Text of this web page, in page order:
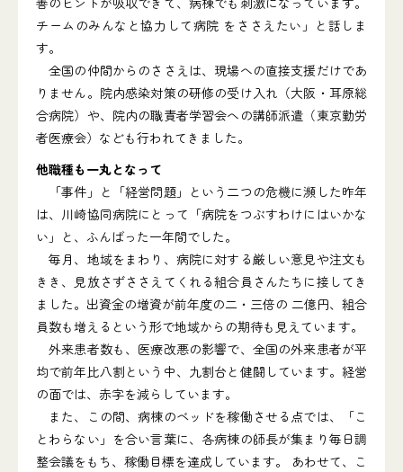
チームのみんなと協力して病院 をささえたい」と話しま
す。
全国の仲間からのささえは、現場への直接支援だけであ
りません。院内感染対策の研修の受け入れ（大阪・耳原総
合病院）や、院内の職責者学習会への講師派遣（東京勤労
者医療会）なども行われてきました。
他職種も一丸となって
「事件」と「経営問題」という二つの危機に瀕した昨年
は、川崎協同病院にとって「病院をつぶすわけにはいかな
い」と、ふんばった一年間でした。
毎月、地域をまわり、病院に対する厳しい意見や注文も
きき、見放さずささえてくれる組合員さんたちに接してき
ました。出資金の増資が前年度の二・三倍の 二億円、組合
員数も増えるという形で地域からの期待も見えています。
外来患者数も、医療改悪の影響で、全国の外来患者が平
均で前年比八割という中、九割台と健闘しています。経営
の面では、赤字を減らしています。
また、この間、病棟のベッドを稼働させる点では、「こ
とわらない」を合い言葉に、各病棟の師長が集まり毎日調
整会議をもち、稼働目標を達成しています。 あわせて、こ